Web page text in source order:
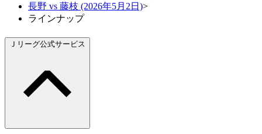
長野 vs 藤枝 (2026年5月2日)>
ラインナップ
Ｊリーグ公式サービス